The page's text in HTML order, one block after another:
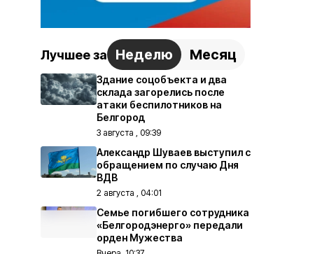
Лучшее за Неделю Месяц
Здание соцобъекта и два
склада загорелись после
атаки беспилотников на
Белгород
3 августа , 09:39
Александр Шуваев выступил с
обращением по случаю Дня
ВДВ
2 августа , 04:01
Семье погибшего сотрудника
«Белгородэнерго» передали
орден Мужества